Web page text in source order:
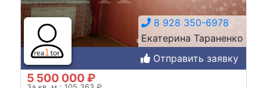
8 928 350-6978
Екатерина Тараненко
Отправить заявку
5 500 000 ₽